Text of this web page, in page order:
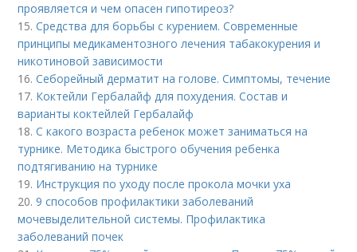
проявляется и чем опасен гипотиреоз?
15.Средства для борьбы с курением. Современные
принципы медикаментозного лечения табакокурения и
никотиновой зависимости
16.Себорейный дерматит на голове. Cимптомы, течение
17. Коктейли Гербалайф для похудения. Состав и
варианты коктейлей Гербалайф
18.С какого возраста ребенок может заниматься на
турнике. Методика быстрого обучения ребенка
подтягиванию на турнике
19. Инструкция по уходу после прокола мочки уха
20.9 способов профилактики заболеваний
мочевыделительной системы. Профилактика
заболеваний почек